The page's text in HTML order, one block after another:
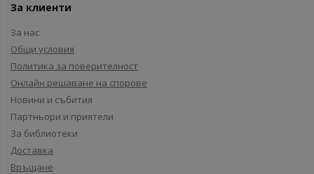
За клиенти
За нас
Общи условия
Политика за поверителност
Онлайн решаване на спорове
Новини и събития
Партньори и приятели
За библиотеки
Доставка
Връщане